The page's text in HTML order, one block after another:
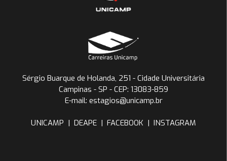
Sérgio Buarque de Holanda, 251 - Cidade Universitária
Campinas - SP - CEP: 13083-859
E-mail: estagios@unicamp.br
UNICAMP | DEAPE | FACEBOOK | INSTAGRAM